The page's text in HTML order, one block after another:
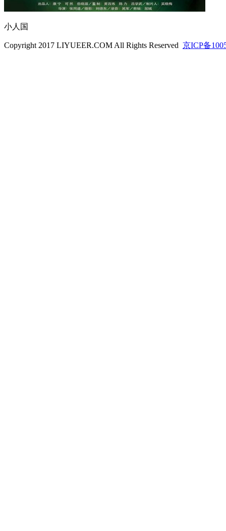
小人国
Copyright 2017 LIYUEER.COM All Rights Reserved 京ICP备